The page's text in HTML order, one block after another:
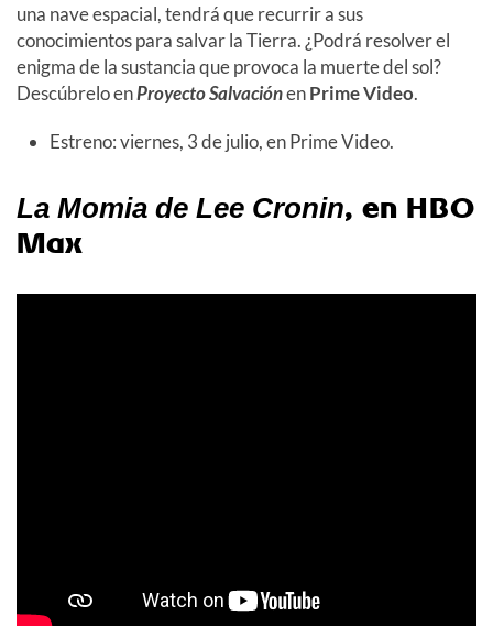
una nave espacial, tendrá que recurrir a sus
conocimientos para salvar la Tierra. ¿Podrá resolver el
enigma de la sustancia que provoca la muerte del sol?
Descúbrelo enProyecto SalvaciónenPrime Video.
Estreno: viernes, 3 de julio, en Prime Video.
La Momia de Lee Cronin, en HBO
Max